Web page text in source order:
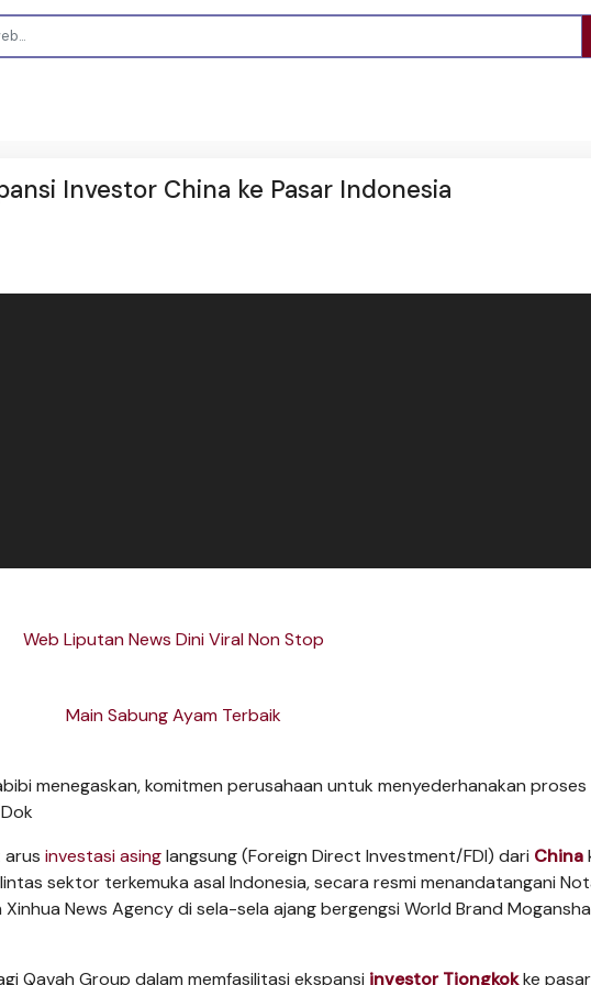
Investor China ke Pasar Indonesia
Web Liputan News Dini Viral Non Stop
Main Sabung Ayam Terbaik
menegaskan, komitmen perusahaan untuk menyederhanakan proses
arus investasi asinglangsung (Foreign Direct Investment/FDI) dari China
sektor terkemuka asal Indonesia, secara resmi menandatangani
News Agency di sela-sela ajang bergengsi World Brand
Qavah Group dalam memfasilitasi ekspansi investor Tiongkokke pasar